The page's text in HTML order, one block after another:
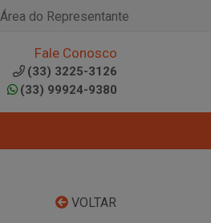
Área do Representante
Fale Conosco
(33) 3225-3126
(33) 99924-9380
VOLTAR